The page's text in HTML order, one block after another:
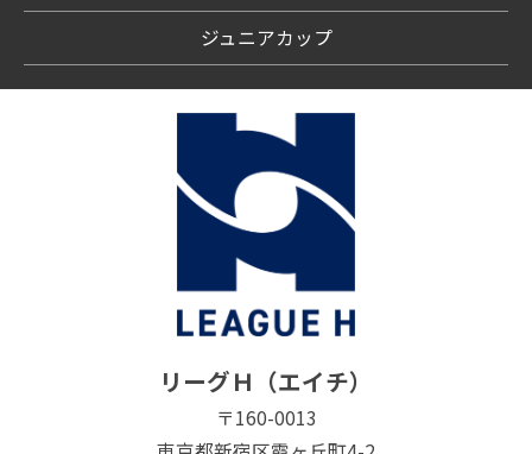
ジュニアカップ
リーグＨ（エイチ）
〒160-0013